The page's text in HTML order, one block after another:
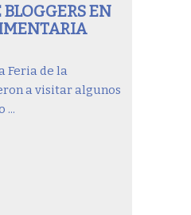
EN
Feria de la
a visitar algunos
...